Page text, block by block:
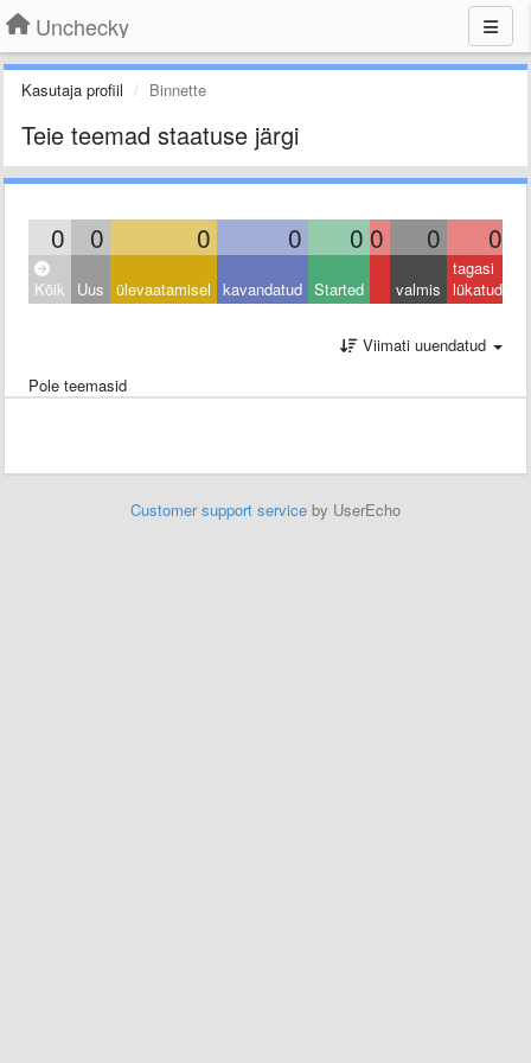
Unchecky
Kasutaja profiil Binnette
Teie teemad staatuse järgi
0 0 0 0 0 0 0 0
Kõik Uus ülevaatamisel kavandatud Started valmis
tagasi
lükatud
Viimati uuendatud
Pole teemasid
Customer support service by UserEcho